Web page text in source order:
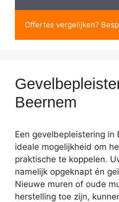
Offertes vergelijken?
Beernem
Een gevelbepleistering in
ideale mogelijkheid om
praktische te koppelen.
namelijk opgeknapt én
Nieuwe muren of oude
herstelling toe zijn,